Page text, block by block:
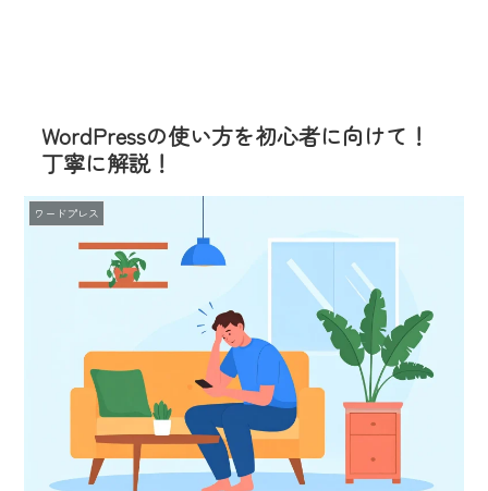
WordPressの使い方を初心者に向けて！
丁寧に解説！
ワードプレス